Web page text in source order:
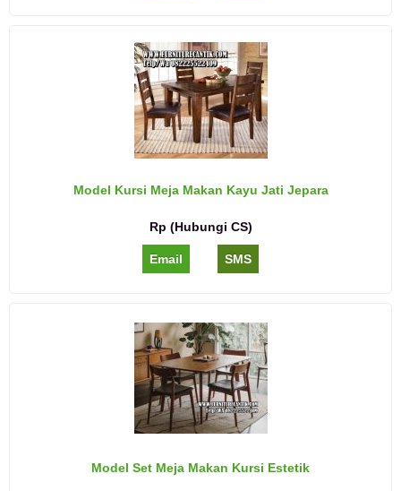
Model Kursi Meja Makan Kayu Jati Jepara
Rp (Hubungi CS)
Email SMS
Model Set Meja Makan Kursi Estetik